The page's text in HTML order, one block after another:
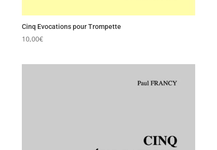
Cinq Evocations pour Trompette
10,00€